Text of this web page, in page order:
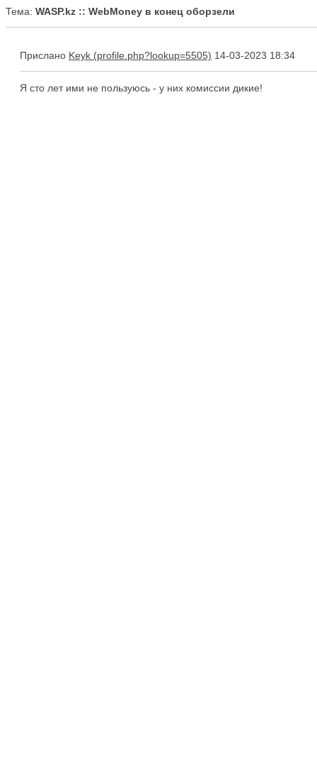
Тема: WASP.kz :: WebMoney в конец оборзели
Прислано Keyk 14-03-2023 18:34
Я сто лет ими не пользуюсь - у них комиссии дикие!